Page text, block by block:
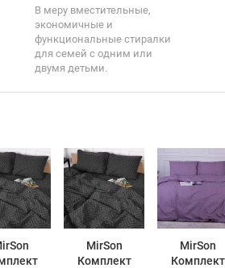
В меру вместительные,
экономичные и
функциональные стиралки
для семей с одним или
двумя детьми.
MirSon
Комплект
MirSon
Комплект